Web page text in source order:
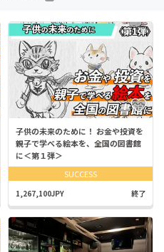
子供の未来のために！ お金や投資を
親子で学べる絵本を、全国の図書館
に＜第１弾＞
SUCCESS
1,267,100JPY 終了